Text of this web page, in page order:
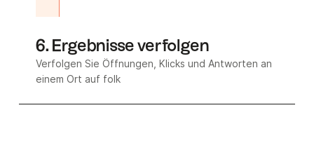
6. Ergebnisse verfolgen
Verfolgen Sie Öffnungen, Klicks und Antworten an
einem Ort auf folk